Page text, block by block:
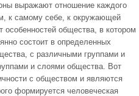
выражают отношение каждого
к самому себе, к окружающей
особенностей общества, в котором
состоит в определенных
с различными группами и
и слоями общества. Вот
с обществом и являются
формируется человеческая